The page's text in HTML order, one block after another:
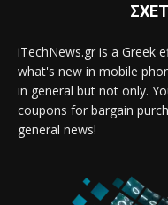
iTechNews.gr is a Greek
what's new in mobile
in general but not only.
coupons for bargain
general news!